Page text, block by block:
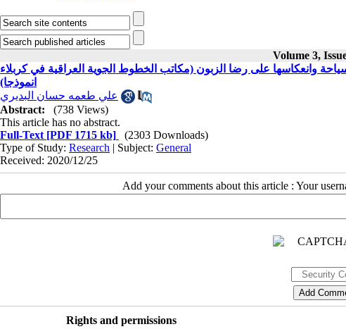
Volume 3,
وانعكاسها على رضا الزبون (مكاتب الخطوط الجوية العراقية في كربلاء
انموذجا)
علي طعمه حسان البديري
Abstract:
(738 Views)
This article has no abstract.
Full-Text [PDF 1715 kb]
(2303 Downloads)
Type of Study: Research | Subject: General
Received: 2020/12/25
Add your comments about this article : Your
Rights and permissions